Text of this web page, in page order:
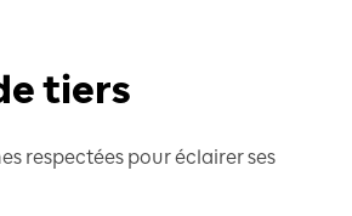
tiers
respectées pour éclairer ses